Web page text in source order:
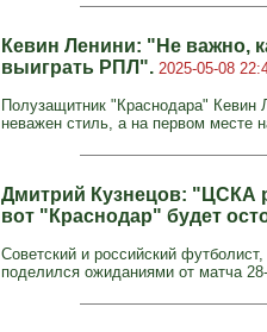
Кевин Ленини: "Не важно,
выиграть РПЛ". 2025-05-08
Полузащитник "Краснодара" Кевин
неважен стиль, а на первом месте
Дмитрий Кузнецов: "ЦСКА
вот "Краснодар" будет
Советский и российский
поделился ожиданиями от матча